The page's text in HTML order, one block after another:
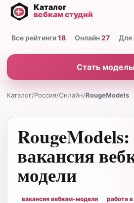
Все рейтинги18 Онлайн27 Для
Стать
Каталог/Россия/Онлайн/RougeModels
RougeModels:
вакансия
модели
вакансия вебкам-модели работа